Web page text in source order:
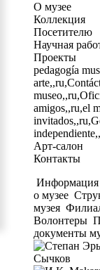
О музее
Коллекция
Посетителю
Научная
Проекты
pedagogía
amigos,,ru,el
Арт-салон
Контакты
Информация
о музее
музея
Волонтеры
документы
Сычков